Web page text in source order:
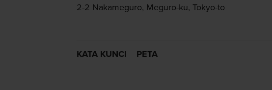
2-2 Nakameguro, Meguro-ku, Tokyo-to
KATA KUNCI PETA